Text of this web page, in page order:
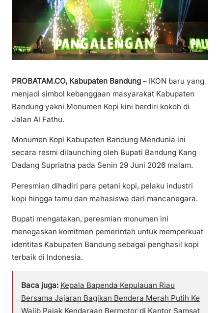
PROBATAM.CO, Kabupaten Bandung – IKON baru yang
menjadi simbol kebanggaan masyarakat Kabupaten
Bandung yakni Monumen Kopi kini berdiri kokoh di
Jalan Al Fathu.
Monumen Kopi Kabupaten Bandung Mendunia ini
secara resmi dilaunching oleh Bupati Bandung Kang
Dadang Supriatna pada Senin 29 Juni 2026 malam.
Peresmian dihadiri para petani kopi, pelaku industri
kopi hingga tamu dan mahasiswa dari mancanegara.
Bupati mengatakan, peresmian monumen ini
menegaskan komitmen pemerintah untuk memperkuat
identitas Kabupaten Bandung sebagai penghasil kopi
terbaik di Indonesia.
Baca juga: Kepala Bapenda Kepulauan Riau
Bersama Jajaran Bagikan Bendera Merah Putih Ke
Wajib Pajak Kendaraan Bermotor di Kantor Samsat